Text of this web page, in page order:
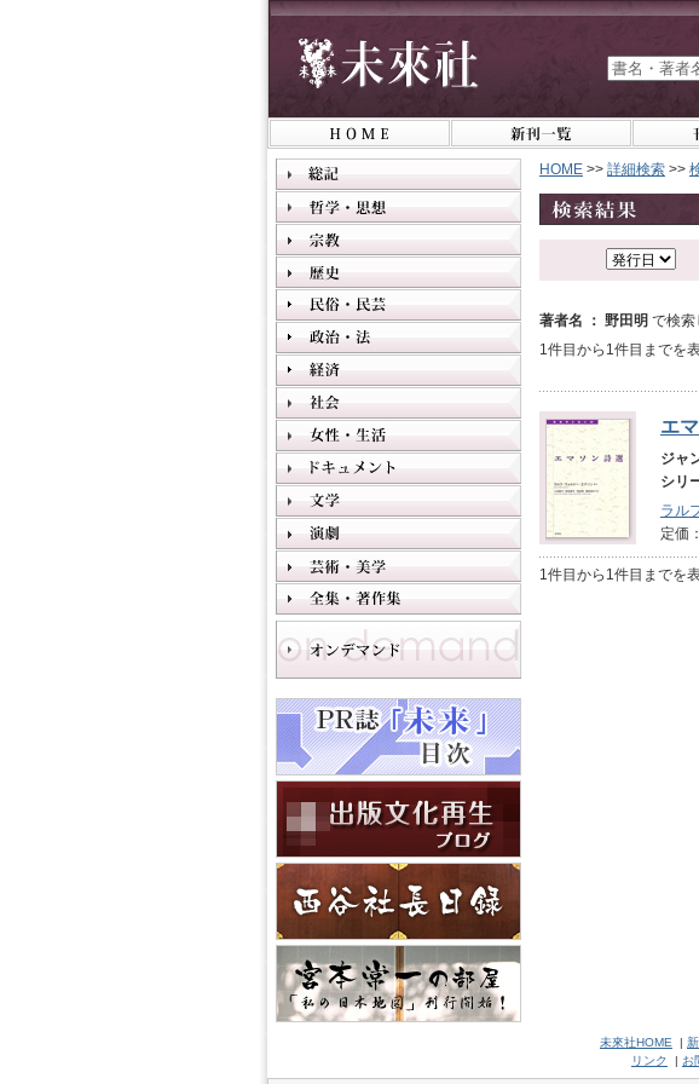
HOME >> 詳細検索 >>
著者名 ： 野田明 で検索
1件目から1件目までを
エ
ジャ
シリ
ラル
定価
1件目から1件目までを
未來社HOME |
リンク
| お